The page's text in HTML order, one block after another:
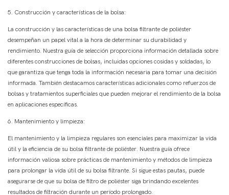
5. Construcción y características de la bolsa:
La construcción y las características de una bolsa filtrante de poliéster
desempeñan un papel vital a la hora de determinar su durabilidad y
rendimiento. Nuestra guía de selección proporciona información detallada sobre
diferentes construcciones de bolsas, incluidas opciones cosidas y soldadas, lo
que garantiza que tenga toda la información necesaria para tomar una decisión
informada. También destacamos características adicionales como refuerzos de
bolsas y tratamientos superficiales que pueden mejorar el rendimiento de la bolsa
en aplicaciones específicas.
6. Mantenimiento y limpieza:
El mantenimiento y la limpieza regulares son esenciales para maximizar la vida
útil y la eficiencia de su bolsa filtrante de poliéster. Nuestra guía ofrece
información valiosa sobre prácticas de mantenimiento y métodos de limpieza
para prolongar la vida útil de su bolsa filtrante. Si sigue estas pautas, puede
asegurarse de que su bolsa de filtro de poliéster siga brindando excelentes
resultados de filtración durante un período prolongado.